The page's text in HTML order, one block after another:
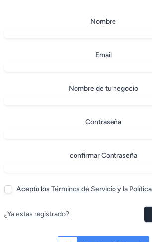
Nombre
Email
Nombre de tu negocio
Contraseña
confirmar Contraseña
Acepto los Términos de Servicioy la
¿Ya estas registrado?